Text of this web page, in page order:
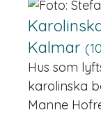
Kalmar
Hus som
karolinska
Manne